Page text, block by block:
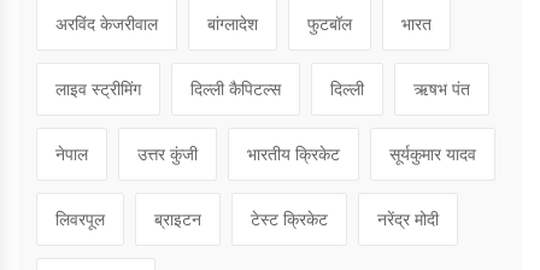
अरविंद केजरीवाल बांग्लादेश फुटबॉल भारत
लाइव स्ट्रीमिंग दिल्ली कैपिटल्स दिल्ली ऋषभ पंत
नेपाल उत्तर कुंजी भारतीय क्रिकेट सूर्यकुमार यादव
लिवरपूल ब्राइटन टेस्ट क्रिकेट नरेंद्र मोदी